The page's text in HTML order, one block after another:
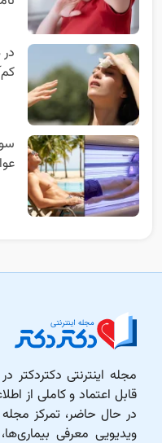
قابل اعتماد و کاملی از
در حال حاضر، تمرکز
ویدیویی معرفی